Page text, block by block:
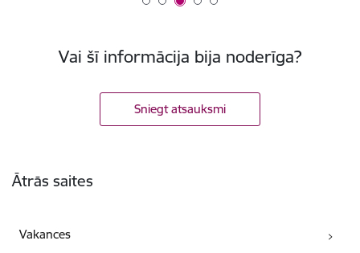
Vai šī informācija bija noderīga?
Sniegt atsauksmi
Ātrās saites
Vakances